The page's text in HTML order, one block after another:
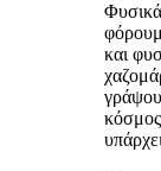
και
κόσμος